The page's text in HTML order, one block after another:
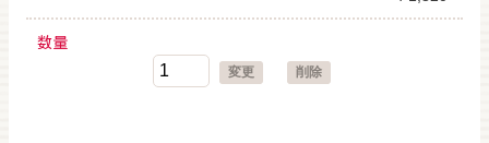
数量
変更
削除